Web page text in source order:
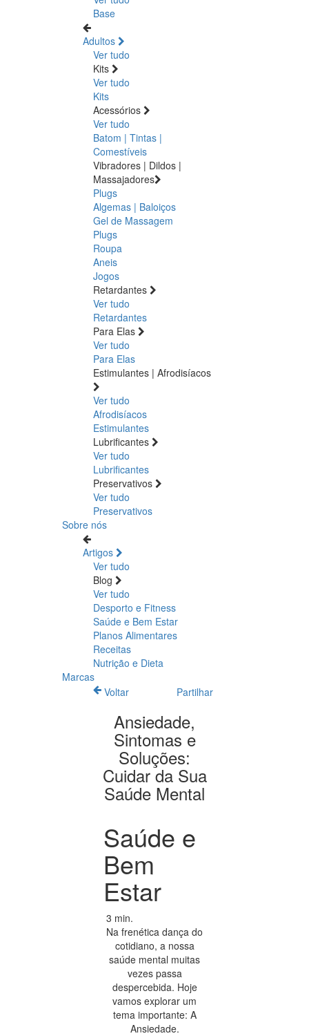
Base
Adultos
Ver tudo
Kits
Ver tudo
Kits
Acessórios
Ver tudo
Batom | Tintas |
Comestíveis
Vibradores | Dildos |
Massajadores
Plugs
Algemas | Baloiços
Gel de Massagem
Plugs
Roupa
Aneis
Jogos
Retardantes
Ver tudo
Retardantes
Para Elas
Ver tudo
Para Elas
Estimulantes | Afrodisíacos
Ver tudo
Afrodisíacos
Estimulantes
Lubrificantes
Ver tudo
Lubrificantes
Preservativos
Ver tudo
Preservativos
Sobre nós
Artigos
Ver tudo
Blog
Ver tudo
Desporto e Fitness
Saúde e Bem Estar
Planos Alimentares
Receitas
Nutrição e Dieta
Marcas
Voltar
Partilhar
Ansiedade,
Sintomas e
Soluções:
Cuidar da Sua
Saúde Mental
Saúde e
Bem
Estar
3 min.
Na frenética dança do
cotidiano, a nossa
saúde mental muitas
vezes passa
despercebida. Hoje
vamos explorar um
tema importante: A
Ansiedade.